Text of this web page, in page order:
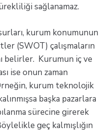
sağlanamaz.
kurum konumunun
(SWOT) çalışmaların
belirler. Kurumun iç ve
ise onun zaman
kurum teknolojik
başka pazarlara
sürecine girerek
geç kalmışlığın